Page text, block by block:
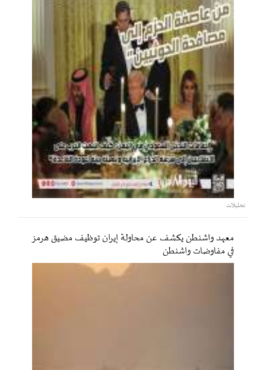
تحليلات
معهد واشنطن يكشف عن محاولة إيران توظيف مضيق هرمز
في مفاوضات واشنطن